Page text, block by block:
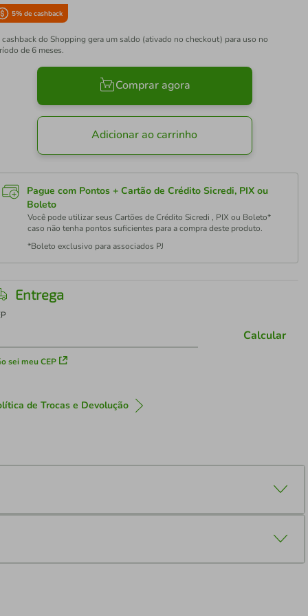
5% de cashback
cashback do Shopping gera um saldo (ativado no checkout) para uso no
de 6 meses.
Comprar agora
Adicionar ao carrinho
Pague com Pontos + Cartão de Crédito Sicredi, PIX ou
Boleto
Você pode utilizar seus Cartões de Crédito Sicredi , PIX ou Boleto*
caso não tenha pontos suficientes para a compra deste produto.
*Boleto exclusivo para associados PJ
Entrega
sei meu CEP
Calcular
de Trocas e Devolução